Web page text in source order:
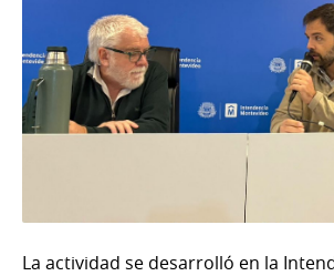
La actividad se desarrolló en la